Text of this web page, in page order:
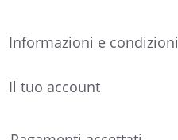
Informazioni e condizioni
Il tuo account